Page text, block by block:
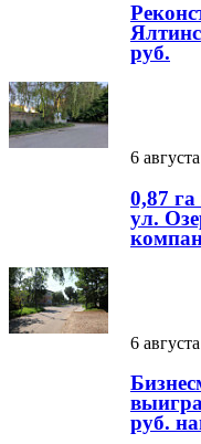
руб.
6 августа
0,87
ул.
6 августа
руб.